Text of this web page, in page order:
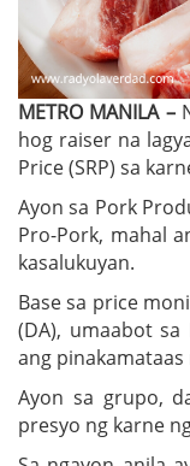
METRO MANILA –
hog raiser na
Price (SRP) sa
Ayon sa Pork
Pro-Pork, mahal
kasalukuyan.
Base sa price
(DA), umaabot sa
ang
Ayon sa grupo,
presyo ng karne